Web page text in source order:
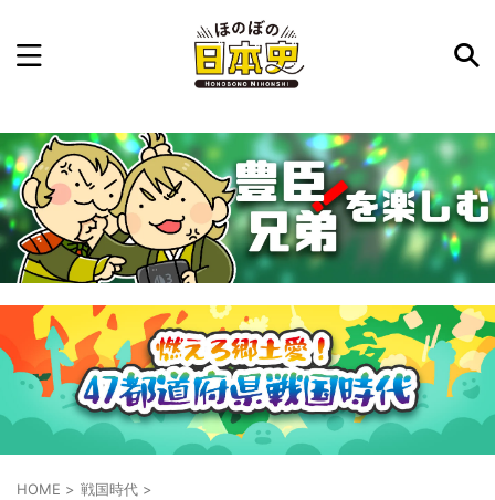
気になった日本史の事件や人物、時代などを入力して
ね。中の人が24時間手動で検索結果を提示するよ（嘘
です）
例：織田信長 長篠の戦い
HOME > 戦国時代 >